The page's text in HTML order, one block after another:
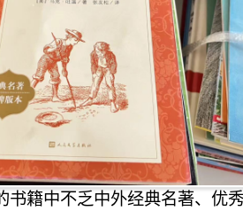
书籍中不乏中外经典名著、优